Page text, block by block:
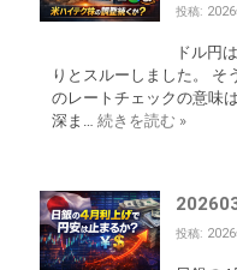
投稿:
ドル円
りとスルーしました。 そ
のレートチェックの意味
深ま…続きを読む »
投稿: